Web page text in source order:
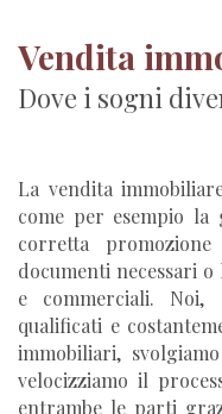
Vendita
Dove i sogni
La vendita
come per esempio la
corretta
documenti necessari
e commerciali. Noi,
qualificati e
immobiliari,
velocizziamo il
entrambe le parti